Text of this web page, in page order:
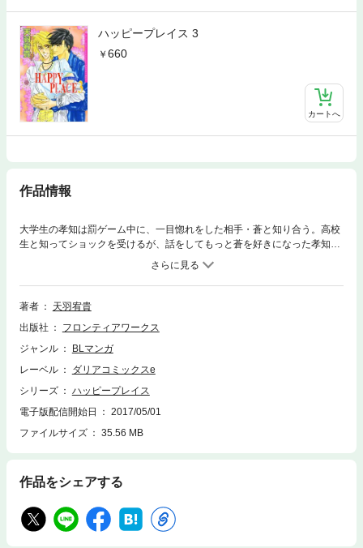
ハッピープレイス 3
660
カートへ
作品情報
大学生の孝知は罰ゲーム中に、一目惚れをした相手・蒼と知り合う。高校
生と知ってショックを受けるが、話をしてもっと蒼を好きになった孝知。
ダメもとで蒼にキスつきの告白をするが、当然蒼は怒って帰ってしまう。
翌日から孝知は猛アタックをかけるが蒼は冷たくかわす。だが、蒼の微妙
な優しさに孝知はますます惚れてしまい…。二人は恋人同士になれるの
か！？
著者
天羽宥貴
出版社
フロンティアワークス
ジャンル
BLマンガ
レーベル
ダリアコミックスe
シリーズ
ハッピープレイス
電子版配信開始日
2017/05/01
ファイルサイズ
35.56 MB
作品をシェアする